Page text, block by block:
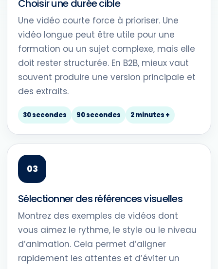
Choisir une durée cible
Une vidéo courte force à prioriser. Une
vidéo longue peut être utile pour une
formation ou un sujet complexe, mais elle
doit rester structurée. En B2B, mieux vaut
souvent produire une version principale et
des extraits.
30 secondes 90 secondes 2 minutes +
Sélectionner des références visuelles
Montrez des exemples de vidéos dont
vous aimez le rythme, le style ou le niveau
d’animation. Cela permet d’aligner
rapidement les attentes et d’éviter un